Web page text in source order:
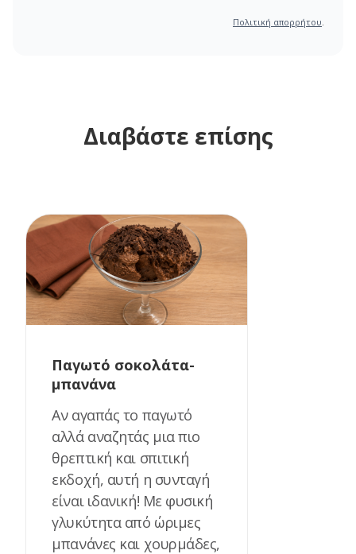
Πολιτική απορρήτου.
Διαβάστε επίσης
Παγωτό σοκολάτα-
μπανάνα
Αν αγαπάς το παγωτό
αλλά αναζητάς μια πιο
θρεπτική και σπιτική
εκδοχή, αυτή η συνταγή
είναι ιδανική! Με φυσική
γλυκύτητα από ώριμες
μπανάνες και χουρμάδες,